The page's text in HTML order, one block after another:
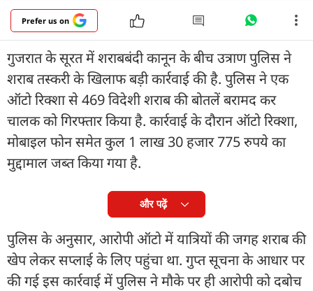
Prefer us on
गुजरात के सूरत में शराबबंदी कानून के बीच उत्राण पुलिस ने
शराब तस्करी के खिलाफ बड़ी कार्रवाई की है. पुलिस ने एक
ऑटो रिक्शा से 469 विदेशी शराब की बोतलें बरामद कर
चालक को गिरफ्तार किया है. कार्रवाई के दौरान ऑटो रिक्शा,
मोबाइल फोन समेत कुल 1 लाख 30 हजार 775 रुपये का
मुद्दामाल जब्त किया गया है.
और पढ़ें
पुलिस के अनुसार, आरोपी ऑटो में यात्रियों की जगह शराब की
खेप लेकर सप्लाई के लिए पहुंचा था. गुप्त सूचना के आधार पर
की गई इस कार्रवाई में पुलिस ने मौके पर ही आरोपी को दबोच